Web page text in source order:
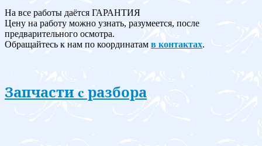
На все работы даётся ГАРАНТИЯ
Цену на работу можно узнать, разумеется, после
предварительного осмотра.
Обращайтесь к нам по координатам в контактах.
Запчасти c разбора